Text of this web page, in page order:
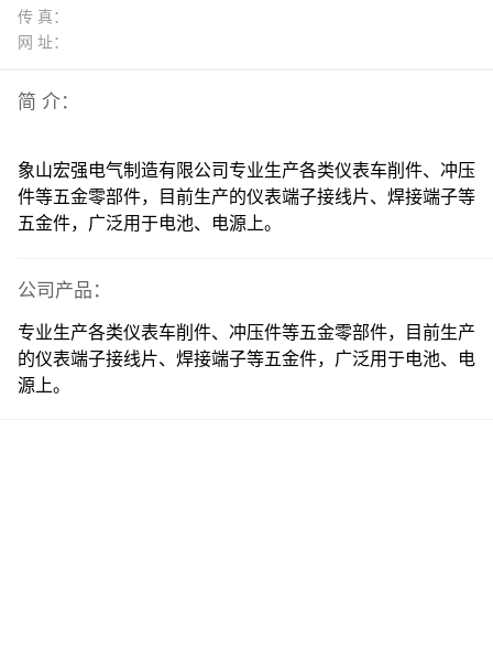
传 真：
网 址：
简 介：
象山宏强电气制造有限公司专业生产各类仪表车削件、冲压
件等五金零部件，目前生产的仪表端子接线片、焊接端子等
五金件，广泛用于电池、电源上。
公司产品：
专业生产各类仪表车削件、冲压件等五金零部件，目前生产
的仪表端子接线片、焊接端子等五金件，广泛用于电池、电
源上。